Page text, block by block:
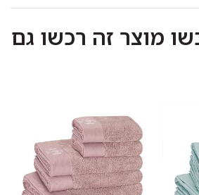
מוצר זה רכשו גם